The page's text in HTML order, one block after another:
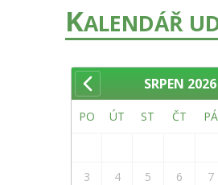
KALENDÁŘ
SRPEN 2026
PO ÚT ST ČT PÁ
3
4 5 6 7